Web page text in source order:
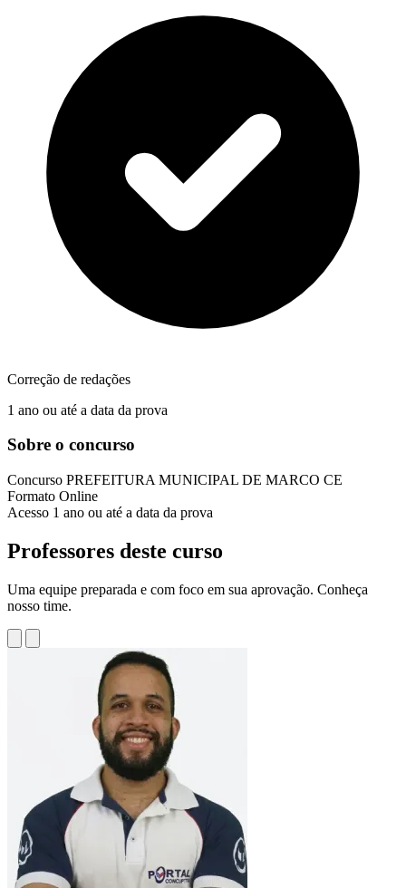
Correção de redações
1 ano ou até a data da prova
Sobre o concurso
Concurso PREFEITURA MUNICIPAL DE MARCO CE
Formato Online
Acesso 1 ano ou até a data da prova
Professores deste curso
Uma equipe preparada e com foco em sua aprovação. Conheça
nosso time.